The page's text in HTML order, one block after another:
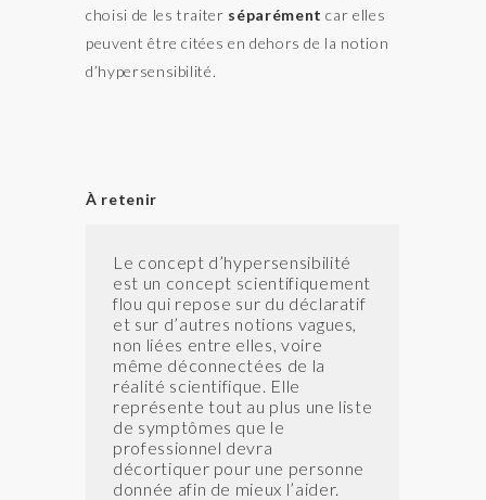
choisi de les traiter séparément car elles
peuvent être citées en dehors de la notion
d’hypersensibilité.
À retenir
Le concept d’hypersensibilité
est un concept scientifiquement
flou qui repose sur du déclaratif
et sur d’autres notions vagues,
non liées entre elles, voire
même déconnectées de la
réalité scientifique. Elle
représente tout au plus une liste
de symptômes que le
professionnel devra
décortiquer pour une personne
donnée afin de mieux l’aider.